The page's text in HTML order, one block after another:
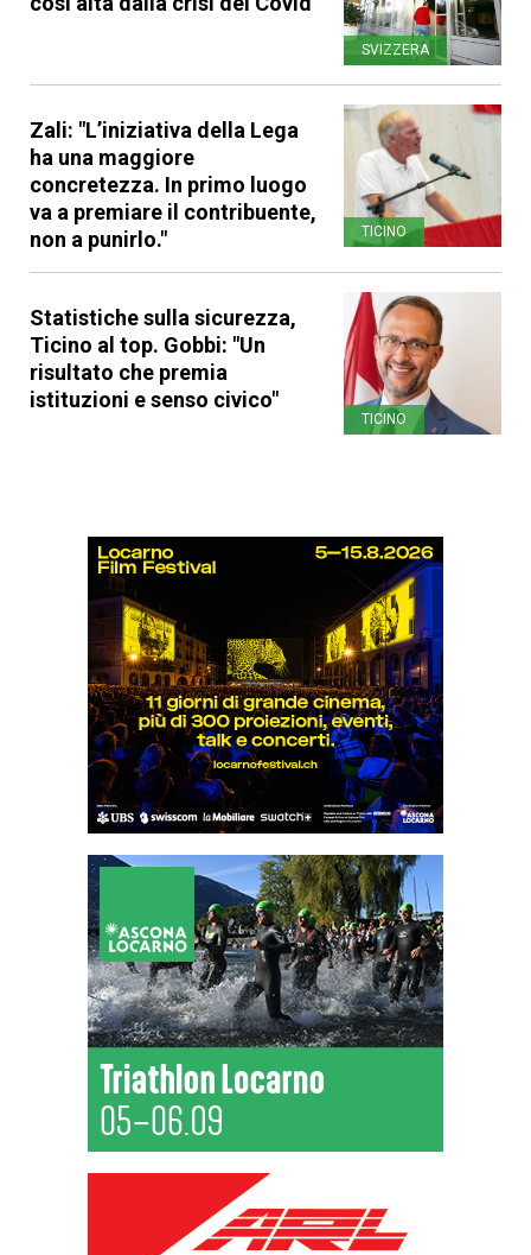
SVIZZERA
Zali: "L’iniziativa della Lega
ha una maggiore
concretezza. In primo luogo
va a premiare il contribuente,
non a punirlo."
TICINO
Statistiche sulla sicurezza,
Ticino al top. Gobbi: "Un
risultato che premia
istituzioni e senso civico"
TICINO